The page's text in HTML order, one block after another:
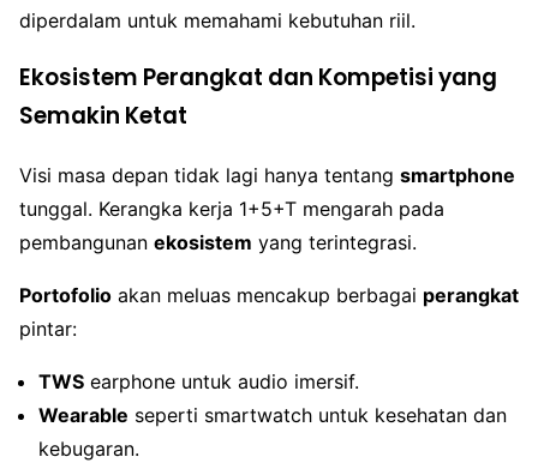
diperdalam untuk memahami kebutuhan riil.
Ekosistem Perangkat dan Kompetisi yang
Semakin Ketat
Visi masa depan tidak lagi hanya tentang smartphone
tunggal. Kerangka kerja 1+5+T mengarah pada
pembangunan ekosistem yang terintegrasi.
Portofolio akan meluas mencakup berbagai perangkat
pintar:
TWS earphone untuk audio imersif.
Wearable seperti smartwatch untuk kesehatan dan
kebugaran.